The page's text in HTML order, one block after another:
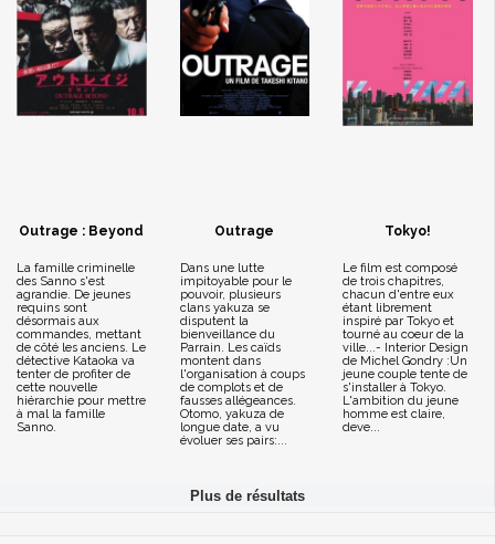
Outrage : Beyond
La famille criminelle
des Sanno s'est
agrandie. De jeunes
requins sont
désormais aux
commandes, mettant
de côté les anciens. Le
détective Kataoka va
tenter de profiter de
cette nouvelle
hiérarchie pour mettre
à mal la famille
Sanno.
Outrage
Dans une lutte
impitoyable pour le
pouvoir, plusieurs
clans yakuza se
disputent la
bienveillance du
Parrain. Les caïds
montent dans
l'organisation à coups
de complots et de
fausses allégeances.
Otomo, yakuza de
longue date, a vu
évoluer ses pairs:...
Tokyo!
Le film est composé
de trois chapitres,
chacun d'entre eux
étant librement
inspiré par Tokyo et
tourné au coeur de la
ville...- Interior Design
de Michel Gondry :Un
jeune couple tente de
s'installer à Tokyo.
L'ambition du jeune
homme est claire,
deve...